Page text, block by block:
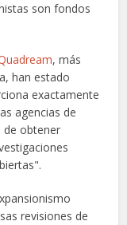
son fondos
, más
han estado
exactamente
agencias de
de obtener
revisiones de